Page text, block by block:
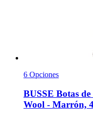
6 Opciones
BUSSE Botas
Wool -​ Marrón,